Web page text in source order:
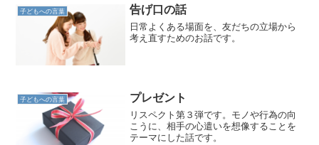
子どもへの言葉 告げ口の話
日常よくある場面を、友だちの立場から
考え直すためのお話です。
子どもへの言葉 プレゼント
リスペクト第３弾です。モノや行為の向
こうに、相手の心遣いを想像することを
テーマにした話です。